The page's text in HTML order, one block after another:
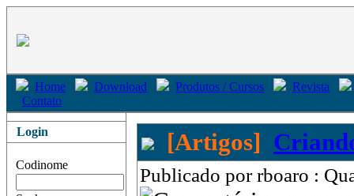
Home Download Produtos / Cursos
Revista
Contato
Login
Codinome
[Artigos]
Publicado por rboaro :